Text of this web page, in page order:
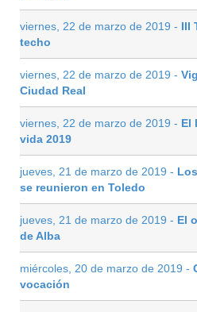
viernes, 22 de marzo de 2019 - III
techo
viernes, 22 de marzo de 2019 -
Ciudad Real
viernes, 22 de marzo de 2019 - El
vida 2019
jueves, 21 de marzo de 2019 -
se reunieron en Toledo
jueves, 21 de marzo de 2019 - El
de Alba
miércoles, 20 de marzo de 2019 -
vocación